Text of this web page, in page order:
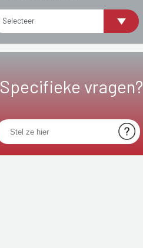
Selecteer
Specifieke vragen?